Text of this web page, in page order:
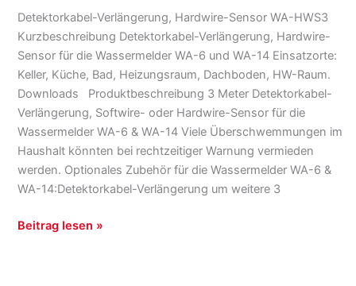
Detektorkabel-Verlängerung, Hardwire-Sensor WA-HWS3
Kurzbeschreibung Detektorkabel-Verlängerung, Hardwire-
Sensor für die Wassermelder WA-6 und WA-14 Einsatzorte:
Keller, Küche, Bad, Heizungsraum, Dachboden, HW-Raum.
Downloads Produktbeschreibung 3 Meter Detektorkabel-
Verlängerung, Softwire- oder Hardwire-Sensor für die
Wassermelder WA-6 & WA-14 Viele Überschwemmungen im
Haushalt könnten bei rechtzeitiger Warnung vermieden
werden. Optionales Zubehör für die Wassermelder WA-6 &
WA-14:Detektorkabel-Verlängerung um weitere 3
Beitrag lesen »